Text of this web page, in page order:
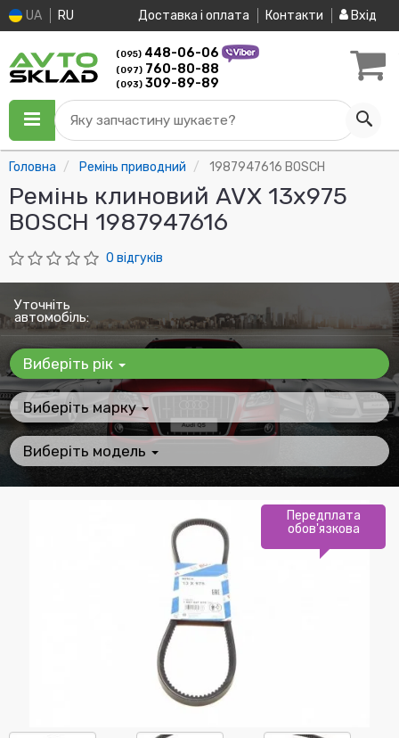
UA RU Доставка і оплата Контакти Вхід
(095) 448-06-06
(097) 760-80-88
(093) 309-89-89
Яку запчастину шукаєте?
Головна Ремінь приводний 1987947616 BOSCH
Ремінь клиновий AVX 13х975
BOSCH 1987947616
0 відгуків
Уточніть
автомобіль:
Виберіть рік
Виберіть марку
Виберіть модель
Передплата
обов'язкова